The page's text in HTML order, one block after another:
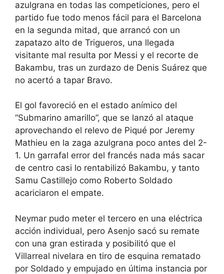
azulgrana en todas las competiciones, pero el
partido fue todo menos fácil para el Barcelona
en la segunda mitad, que arrancó con un
zapatazo alto de Trigueros, una llegada
visitante mal resulta por Messi y el recorte de
Bakambu, tras un zurdazo de Denis Suárez que
no acertó a tapar Bravo.
El gol favoreció en el estado anímico del
“Submarino amarillo”, que se lanzó al ataque
aprovechando el relevo de Piqué por Jeremy
Mathieu en la zaga azulgrana poco antes del 2-
1. Un garrafal error del francés nada más sacar
de centro casi lo rentabilizó Bakambu, y tanto
Samu Castillejo como Roberto Soldado
acariciaron el empate.
Neymar pudo meter el tercero en una eléctrica
acción individual, pero Asenjo sacó su remate
con una gran estirada y posibilitó que el
Villarreal nivelara en tiro de esquina rematado
por Soldado y empujado en última instancia por